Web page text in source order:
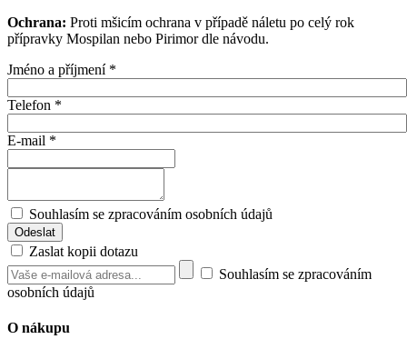
Ochrana: Proti mšicím ochrana v případě náletu po celý rok
přípravky Mospilan nebo Pirimor dle návodu.
Jméno a příjmení *
Telefon *
E-mail *
Souhlasím se zpracováním osobních údajů
Zaslat kopii dotazu
Souhlasím se zpracováním
osobních údajů
O nákupu